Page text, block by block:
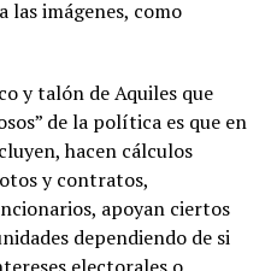
las imágenes, como
y talón de Aquiles que
de la política es que en
hacen cálculos
y contratos,
apoyan ciertos
dependiendo de si